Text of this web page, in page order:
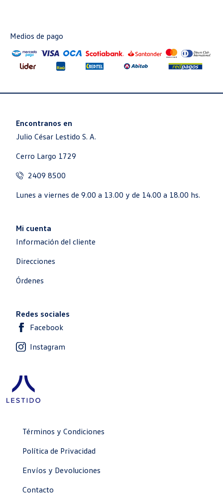
Medios de pago
Encontranos en
Julio César Lestido S. A.
Cerro Largo 1729
2409 8500
Lunes a viernes de 9.00 a 13.00 y de 14.00 a 18.00 hs.
Mi cuenta
Información del cliente
Direcciones
Órdenes
Redes sociales
Facebook
Instagram
Términos y Condiciones
Política de Privacidad
Envíos y Devoluciones
Contacto